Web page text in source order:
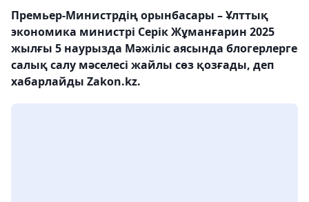
Премьер-Министрдің орынбасары – Ұлттық
экономика министрі Серік Жұманғарин 2025
жылғы 5 наурызда Мәжіліс аясында блогерлерге
салық салу мәселесі жайлы сөз қозғады, деп
хабарлайды Zakon.kz.